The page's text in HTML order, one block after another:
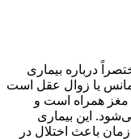
درباره بیماری
دمانس یا زوال عقل است
مغز همراه است و
این بیماری
باعث اختلال در